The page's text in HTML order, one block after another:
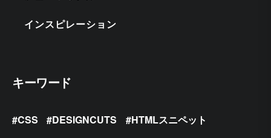
インスピレーション
キーワード
CSS DESIGNCUTS
HTMLスニペット